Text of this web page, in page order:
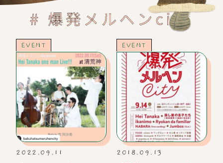
# 爆発メルヘンcity
EVENT
2022.09.11
EVENT
2018.09.13